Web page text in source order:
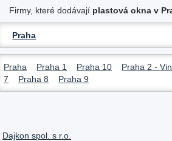
Firmy, které dodávají plastová okna v
Praha
Praha Praha 1 Praha 10
Praha 2 -
7
Praha 8 Praha 9
Dajkon spol. s r.o.